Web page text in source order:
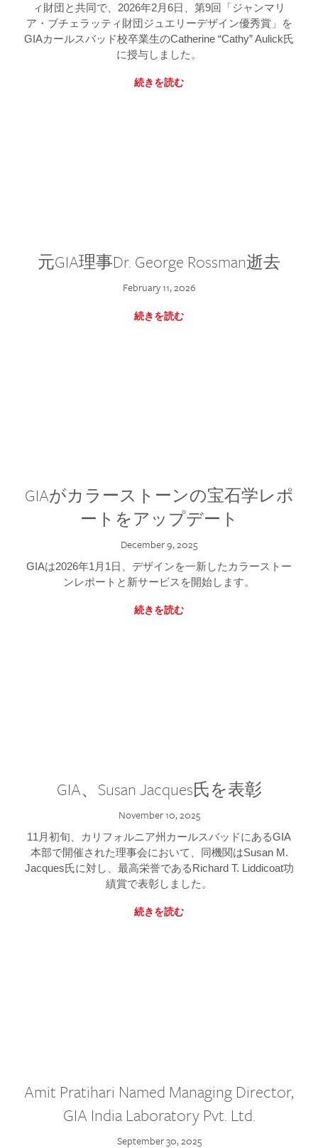
ィ財団と共同で、2026年2月6日、第9回「ジャンマリ
ア・ブチェラッティ財団ジュエリーデザイン優秀賞」を
GIAカールスバッド校卒業生のCatherine “Cathy” Aulick氏
に授与しました。
続きを読む
元GIA理事Dr. George Rossman逝去
February 11, 2026
続きを読む
GIAがカラーストーンの宝石学レポ
ートをアップデート
December 9, 2025
GIAは2026年1月1日、デザインを一新したカラーストー
ンレポートと新サービスを開始します。
続きを読む
GIA、Susan Jacques氏を表彰
November 10, 2025
11月初旬、カリフォルニア州カールスバッドにあるGIA
本部で開催された理事会において、同機関はSusan M.
Jacques氏に対し、最高栄誉であるRichard T. Liddicoat功
績賞で表彰しました。
続きを読む
Amit Pratihari Named Managing Director,
GIA India Laboratory Pvt. Ltd.
September 30, 2025